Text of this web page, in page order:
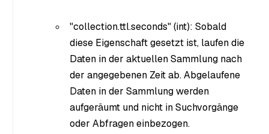
"collection.ttl.seconds" (int): Sobald
diese Eigenschaft gesetzt ist, laufen die
Daten in der aktuellen Sammlung nach
der angegebenen Zeit ab. Abgelaufene
Daten in der Sammlung werden
aufgeräumt und nicht in Suchvorgänge
oder Abfragen einbezogen.